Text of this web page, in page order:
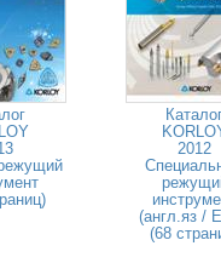
2012
(англ.яз /
(68